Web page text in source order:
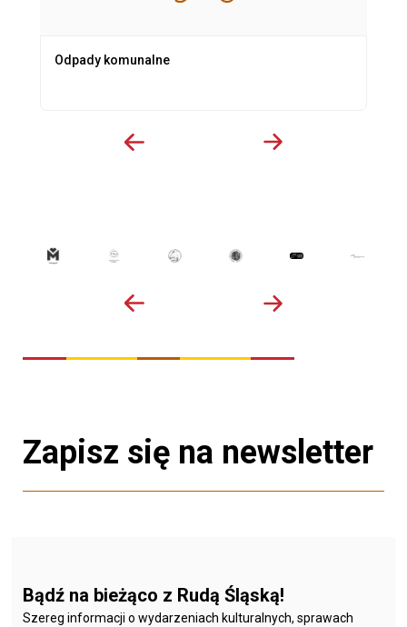
Odpady komunalne
Zapisz się na newsletter
Bądź na bieżąco z Rudą Śląską!
Szereg informacji o wydarzeniach kulturalnych, sprawach